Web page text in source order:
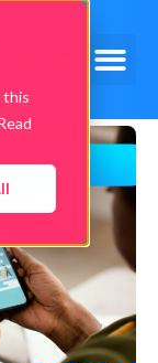
this